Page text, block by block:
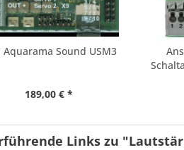
Aquarama Sound USM3
189,00 € *
Links zu